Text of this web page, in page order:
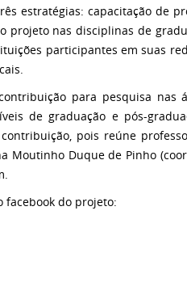
estratégias: capacitação de
nas disciplinas de
participantes em suas
para pesquisa nas
de graduação e pós-
pois reúne
Moutinho Duque de Pinho
facebook do projeto: